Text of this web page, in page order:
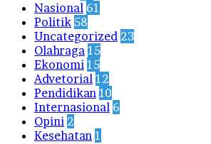
Nasional 61
Politik 58
Uncategorized 23
Olahraga 15
Ekonomi 15
Advetorial 12
Pendidikan 10
Internasional 6
Opini 2
Kesehatan 1